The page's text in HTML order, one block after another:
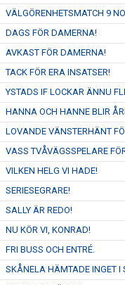
VÄLGÖRENHETSMATCH 9
DAGS FÖR DAMERNA!
AVKAST FÖR DAMERNA!
TACK FÖR ERA INSATSER!
YSTADS IF LOCKAR ÄNNU
HANNA OCH HANNE BLIR
LOVANDE VÄNSTERHÄNT
VASS TVÅVÄGSSPELARE
VILKEN HELG VI HADE!
SERIESEGRARE!
SALLY ÄR REDO!
NU KÖR VI, KONRAD!
FRI BUSS OCH ENTRÉ.
SKÅNELA HÄMTADE INGET I